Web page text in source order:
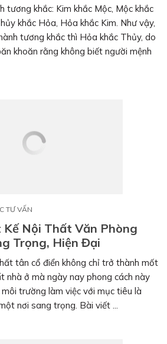
tương khắc: Kim khắc Mộc, Mộc khắc
khắc Hỏa, Hỏa khắc Kim. Như vậy,
tương khắc thì Hỏa khắc Thủy, do
khoăn rằng không biết người mệnh
TƯ VẤN
Kế Nội Thất Văn Phòng
Trọng, Hiện Đại
tân cổ điển không chỉ trở thành mốt
nhà ở mà ngày nay phong cách này
trường làm việc với mục tiêu là
nơi sang trọng. Bài viết ...